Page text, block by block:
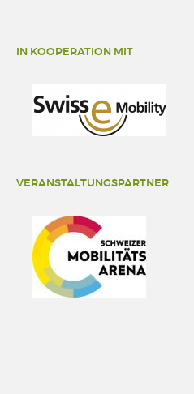
IN KOOPERATION MIT
VERANSTALTUNGSPARTNER